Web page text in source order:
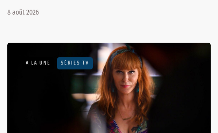
8 août 2026
A LA UNE SÉRIES TV